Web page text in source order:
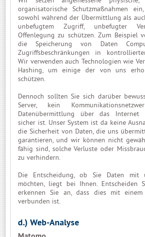
organisatorische Schutzmaßnahmen
sowohl während der Übermittlung als
unbefugtem Zugriff, unbefugter
Offenlegung zu schützen. Zum Beispiel
die Speicherung von Daten
Zugriffsbeschränkungen in
Wir verwenden auch Technologien wie
Hashing, um einige der von uns
schützen.
Dennoch sollten Sie sich darüber
Server, kein
Datenübermittlung über das Internet
sicher ist. Unser System ist da keine
die Sicherheit von Daten, die uns
garantieren, und wir können nicht
fähig sind, solche Verluste oder
zu verhindern.
Die Entscheidung, ob Sie Daten mit
möchten, liegt bei Ihnen. Entscheiden
erkennen Sie an, dass dies mit einem
verbunden ist.
d.) Web-Analyse